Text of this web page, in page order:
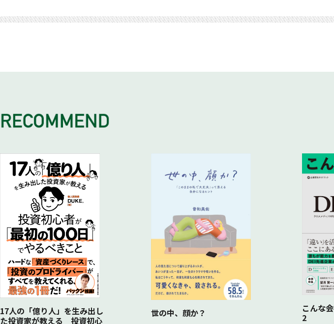
17人の「億り人」を生み出し
た投資家が教える 投資初心
世の中、顔か？
こんな
2